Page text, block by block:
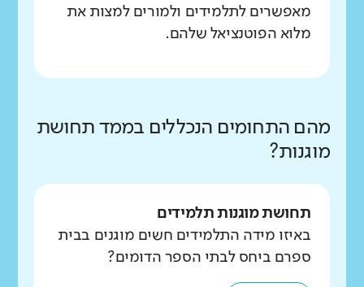
מאפשרים לתלמידים ולמורים למצות את
מלוא הפוטנציאל שלהם.
מהם התחומים הנכללים בממד תחושת
מוגנות?
תחושת מוגנות תלמידים
באיזו מידה התלמידים חשים מוגנים בבית
ספרם ביחס לבתי הספר הדומים?